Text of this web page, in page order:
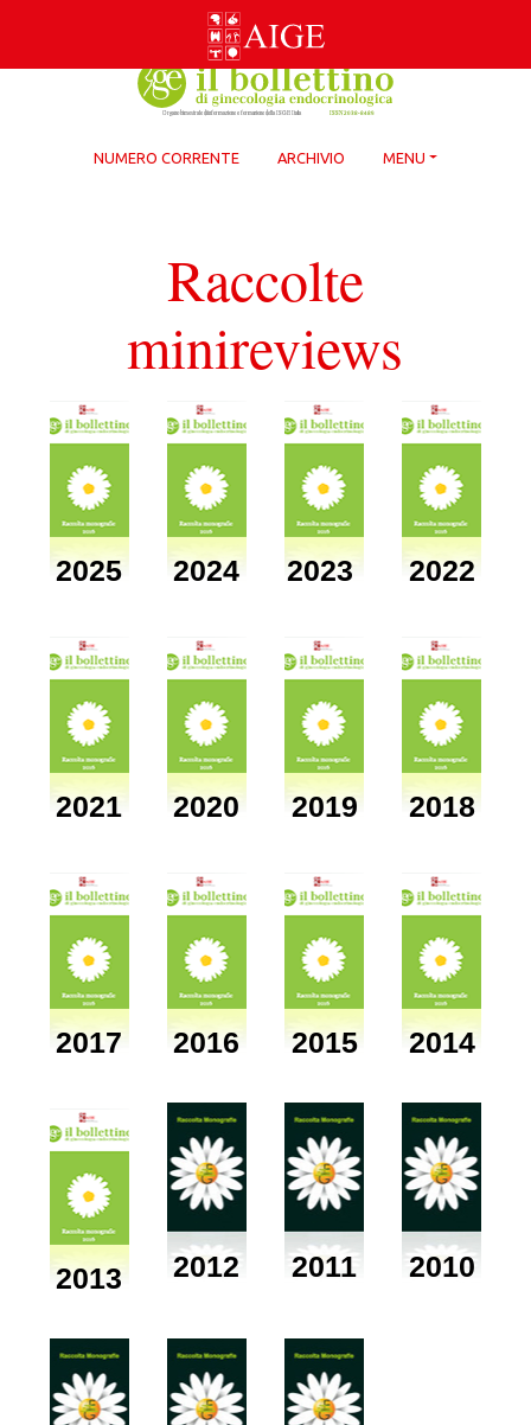
NUMERO CORRENTE ARCHIVIO MENU
Raccolte
minireviews
2025 2024 2023 2022
2021 2020 2019 2018
2017 2016 2015 2014
2013 2012 2011 2010